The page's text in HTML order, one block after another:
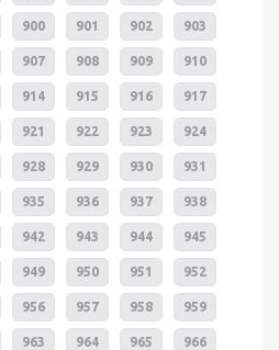
900 901 902 903
907 908 909 910
914 915 916 917
921 922 923 924
928 929 930 931
935 936 937 938
942 943 944 945
949 950 951 952
956 957 958 959
963 964 965 966